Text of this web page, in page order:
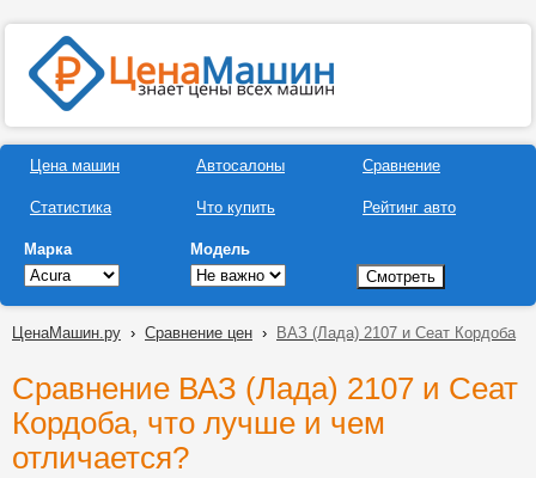
Цена машин
Статистика
Автосалоны
Что купить
Сравнение
Рейтинг авто
Марка Модель
ЦенаМашин.ру › Сравнение цен › ВАЗ (Лада) 2107 и Сеат Кордоба
Сравнение ВАЗ (Лада) 2107 и Сеат
Кордоба, что лучше и чем
отличается?